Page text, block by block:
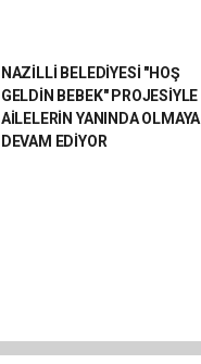
NAZİLLİ BELEDİYESİ "HOŞ
GELDİN BEBEK" PROJESİYLE
AİLELERİN YANINDA OLMAYA
DEVAM EDİYOR